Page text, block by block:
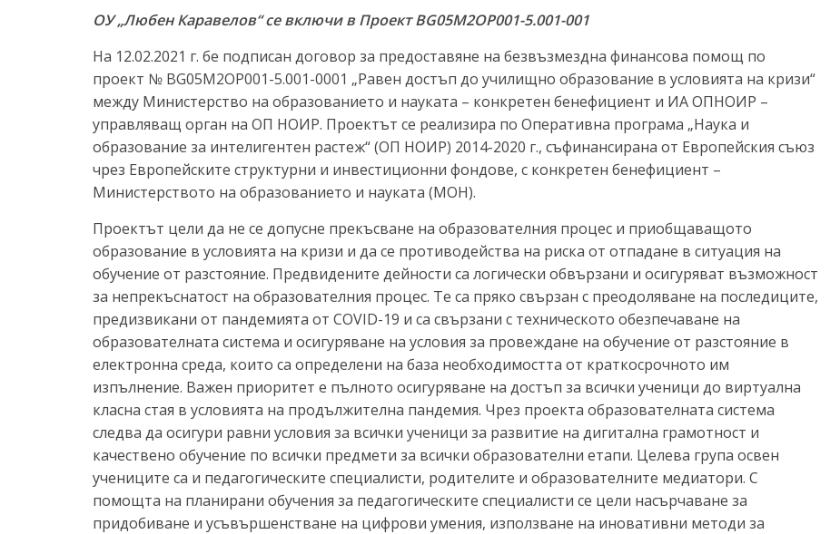
ОУ „Любен Каравелов“ се включи в Проект BG05M2OP001-5.001-001
На 12.02.2021 г. бе подписан договор за предоставяне на безвъзмездна финансова помощ по
проект № BG05M2OP001-5.001-0001 „Равен достъп до училищно образование в условията на кризи“
между Министерство на образованието и науката – конкретен бенефициент и ИА ОПНОИР –
управляващ орган на ОП НОИР. Проектът се реализира по Оперативна програма „Наука и
образование за интелигентен растеж“ (ОП НОИР) 2014-2020 г., съфинансирана от Европейския съюз
чрез Европейските структурни и инвестиционни фондове, с конкретен бенефициент –
Министерството на образованието и науката (МОН).
Проектът цели да не се допусне прекъсване на образователния процес и приобщаващото
образование в условията на кризи и да се противодейства на риска от отпадане в ситуация на
обучение от разстояние. Предвидените дейности са логически обвързани и осигуряват възможност
за непрекъснатост на образователния процес. Те са пряко свързан с преодоляване на последиците,
предизвикани от пандемията от COVID-19 и са свързани с техническото обезпечаване на
образователната система и осигуряване на условия за провеждане на обучение от разстояние в
електронна среда, които са определени на база необходимостта от краткосрочното им
изпълнение. Важен приоритет е пълното осигуряване на достъп за всички ученици до виртуална
класна стая в условията на продължителна пандемия. Чрез проекта образователната система
следва да осигури равни условия за всички ученици за развитие на дигитална грамотност и
качествено обучение по всички предмети за всички образователни етапи. Целева група освен
учениците са и педагогическите специалисти, родителите и образователните медиатори. С
помощта на планирани обучения за педагогическите специалисти се цели насърчаване за
придобиване и усъвършенстване на цифрови умения, използване на иновативни методи за